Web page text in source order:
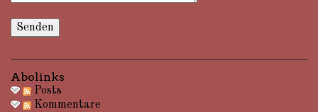
Abolinks
Posts
Kommentare